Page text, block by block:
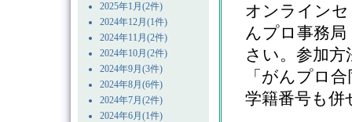
2025年1月(2件)
2024年12月(1件)
2024年11月(2件)
2024年10月(2件)
2024年9月(3件)
2024年8月(6件)
2024年7月(2件)
2024年6月(1件)
オンライン
んプロ事務局
さい。参加
「がんプロ
学籍番号も